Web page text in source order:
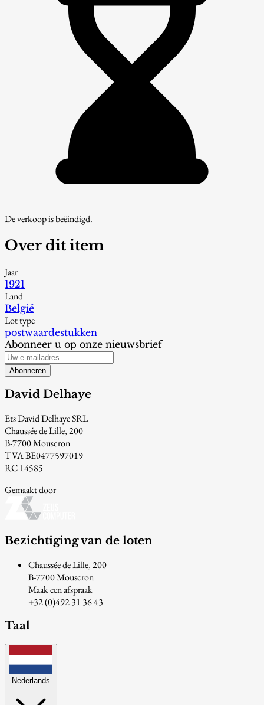
De verkoop is beëindigd.
Over dit item
Jaar
1921
Land
België
Lot type
postwaardestukken
Abonneer u op onze nieuwsbrief
Abonneren
David Delhaye
Ets David Delhaye SRL
Chaussée de Lille, 200
B-7700 Mouscron
TVA BE0477597019
RC 14585
Gemaakt door
Bezichtiging van de loten
Chaussée de Lille, 200
B-7700 Mouscron
Maak een afspraak
+32 (0)492 31 36 43
Taal
Nederlands